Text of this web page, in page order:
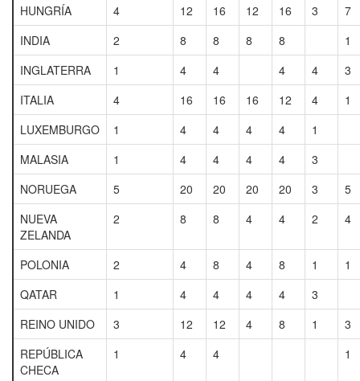
HUNGRÍA
4 12 16 12 16 3
7
INDIA
2 8 8 8 8
1
INGLATERRA
1 4 4 4 4
3
ITALIA
4 16 16 16 12 4
1
LUXEMBURGO
1 4 4 4 4
1
MALASIA
1 4 4 4 4
3
NORUEGA
5 20 20 20 20 3
5
NUEVA
ZELANDA
2 8 8 4 4 2 4
POLONIA 2 4 8 4 8 1
1
QATAR
1 4 4 4 4
3
REINO UNIDO
3 12 12 4 8 1
3
REPÚBLICA
CHECA
1 4 4 1